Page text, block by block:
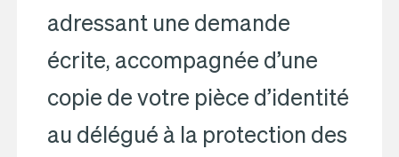
adressant une demande
écrite, accompagnée d’une
copie de votre pièce d’identité
au délégué à la protection des